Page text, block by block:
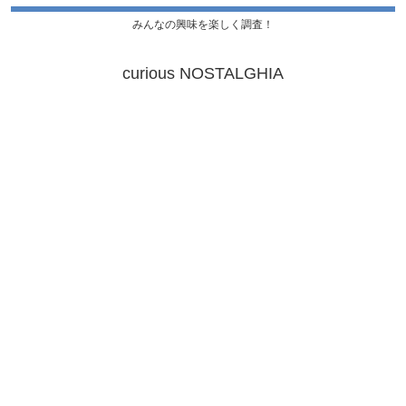
みんなの興味を楽しく調査！
curious NOSTALGHIA